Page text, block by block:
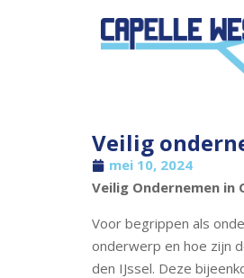
Veilig
mei 10, 2024
Veilig Ondernemen in
Voor begrippen als
onderwerp en hoe zijn
den IJssel. Deze